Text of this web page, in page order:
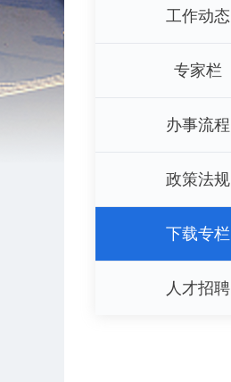
工作动态
专家栏
办事流程
政策法规
下载专栏
人才招聘